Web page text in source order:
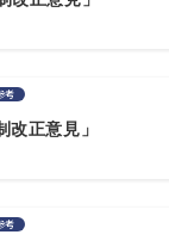
考
改正意見」
考